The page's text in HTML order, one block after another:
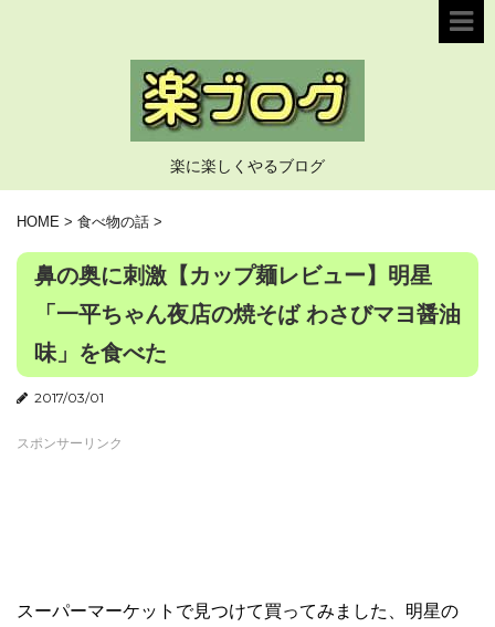
楽に楽しくやるブログ
HOME > 食べ物の話 >
鼻の奥に刺激【カップ麺レビュー】明星
「一平ちゃん夜店の焼そば わさびマヨ醤油
味」を食べた
2017/03/01
スポンサーリンク
スーパーマーケットで見つけて買ってみました、明星の